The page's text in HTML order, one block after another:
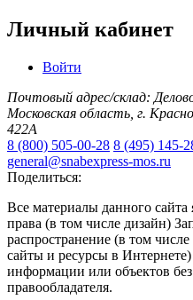
Личный кабинет
Войти
Почтовый адрес/склад:
Московская область, г.
422А
8 (800) 505-00-28 8 (495) 145-
general@snabexpress-mos.ru
Поделиться:
Все материалы данного сайта
права (в том числе дизайн)
распространение (в том
сайты и ресурсы в
информации или объектов без
правообладателя.